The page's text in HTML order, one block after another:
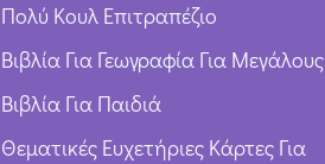
Πολύ Κουλ Επιτραπέζιο
Βιβλία Για Γεωγραφία Για Μεγάλους
Βιβλία Για Παιδιά
Θεματικές Ευχετήριες Κάρτες Για